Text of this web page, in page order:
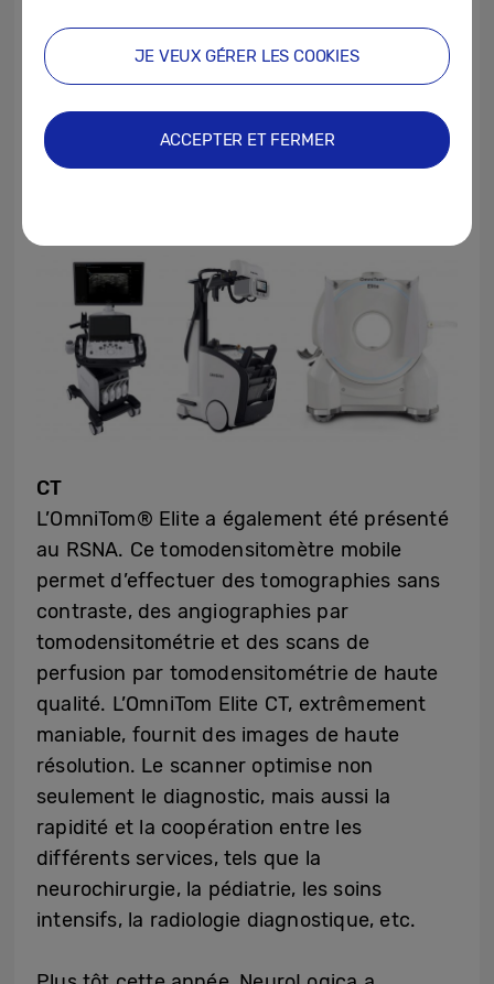
à faire progresser la radiologie
diagnostique grâce à l’IA, Samsung va
CADe thoracique et continuer à améliorer
la précision du diagnostic et le flux de
CT
L’OmniTom® Elite a également été présenté
au RSNA. Ce tomodensitomètre mobile
permet d’effectuer des tomographies sans
contraste, des angiographies par
tomodensitométrie et des scans de
perfusion par tomodensitométrie de haute
qualité. L’OmniTom Elite CT, extrêmement
maniable, fournit des images de haute
résolution. Le scanner optimise non
seulement le diagnostic, mais aussi la
rapidité et la coopération entre les
différents services, tels que la
neurochirurgie, la pédiatrie, les soins
intensifs, la radiologie diagnostique, etc.
JE VEUX GÉRER LES COOKIES
ACCEPTER ET FERMER